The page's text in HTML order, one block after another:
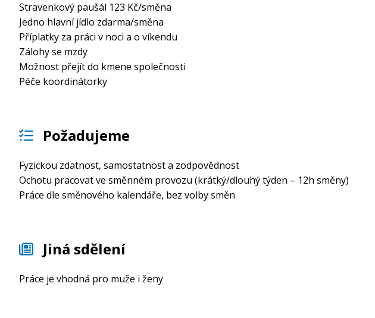
Stravenkový paušál 123 Kč/směna
Jedno hlavní jídlo zdarma/směna
Příplatky za práci v noci a o víkendu
Zálohy se mzdy
Možnost přejít do kmene společnosti
Péče koordinátorky
Požadujeme
Fyzickou zdatnost, samostatnost a zodpovědnost
Ochotu pracovat ve směnném provozu (krátký/dlouhý týden – 12h směny)
Práce dle směnového kalendáře, bez volby směn
Jiná sdělení
Práce je vhodná pro muže i ženy